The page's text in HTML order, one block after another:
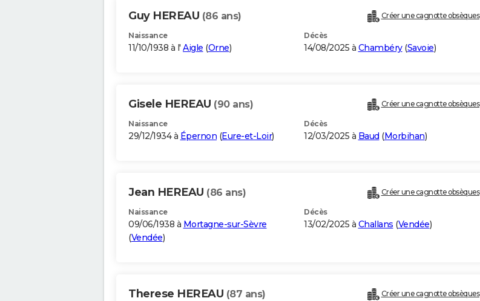
Guy HEREAU (86 ans) Créer une cagnotte obsèques
Naissance
11/10/1938 à l' Aigle (Orne)
Décès
14/08/2025 à Chambéry(Savoie)
Gisele HEREAU (90 ans) Créer une cagnotte obsèques
Naissance
29/12/1934 à Épernon (Eure-et-Loir)
Décès
12/03/2025 à Baud (Morbihan)
Jean HEREAU (86 ans) Créer une cagnotte obsèques
Naissance
09/06/1938 à Mortagne-sur-Sèvre
(Vendée)
Décès
13/02/2025 à Challans (Vendée)
Therese HEREAU (87 ans) Créer une cagnotte obsèques